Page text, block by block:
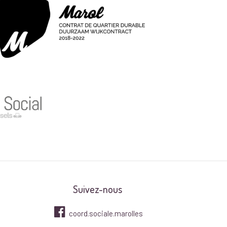
Suivez-nous
coord.sociale.marolles